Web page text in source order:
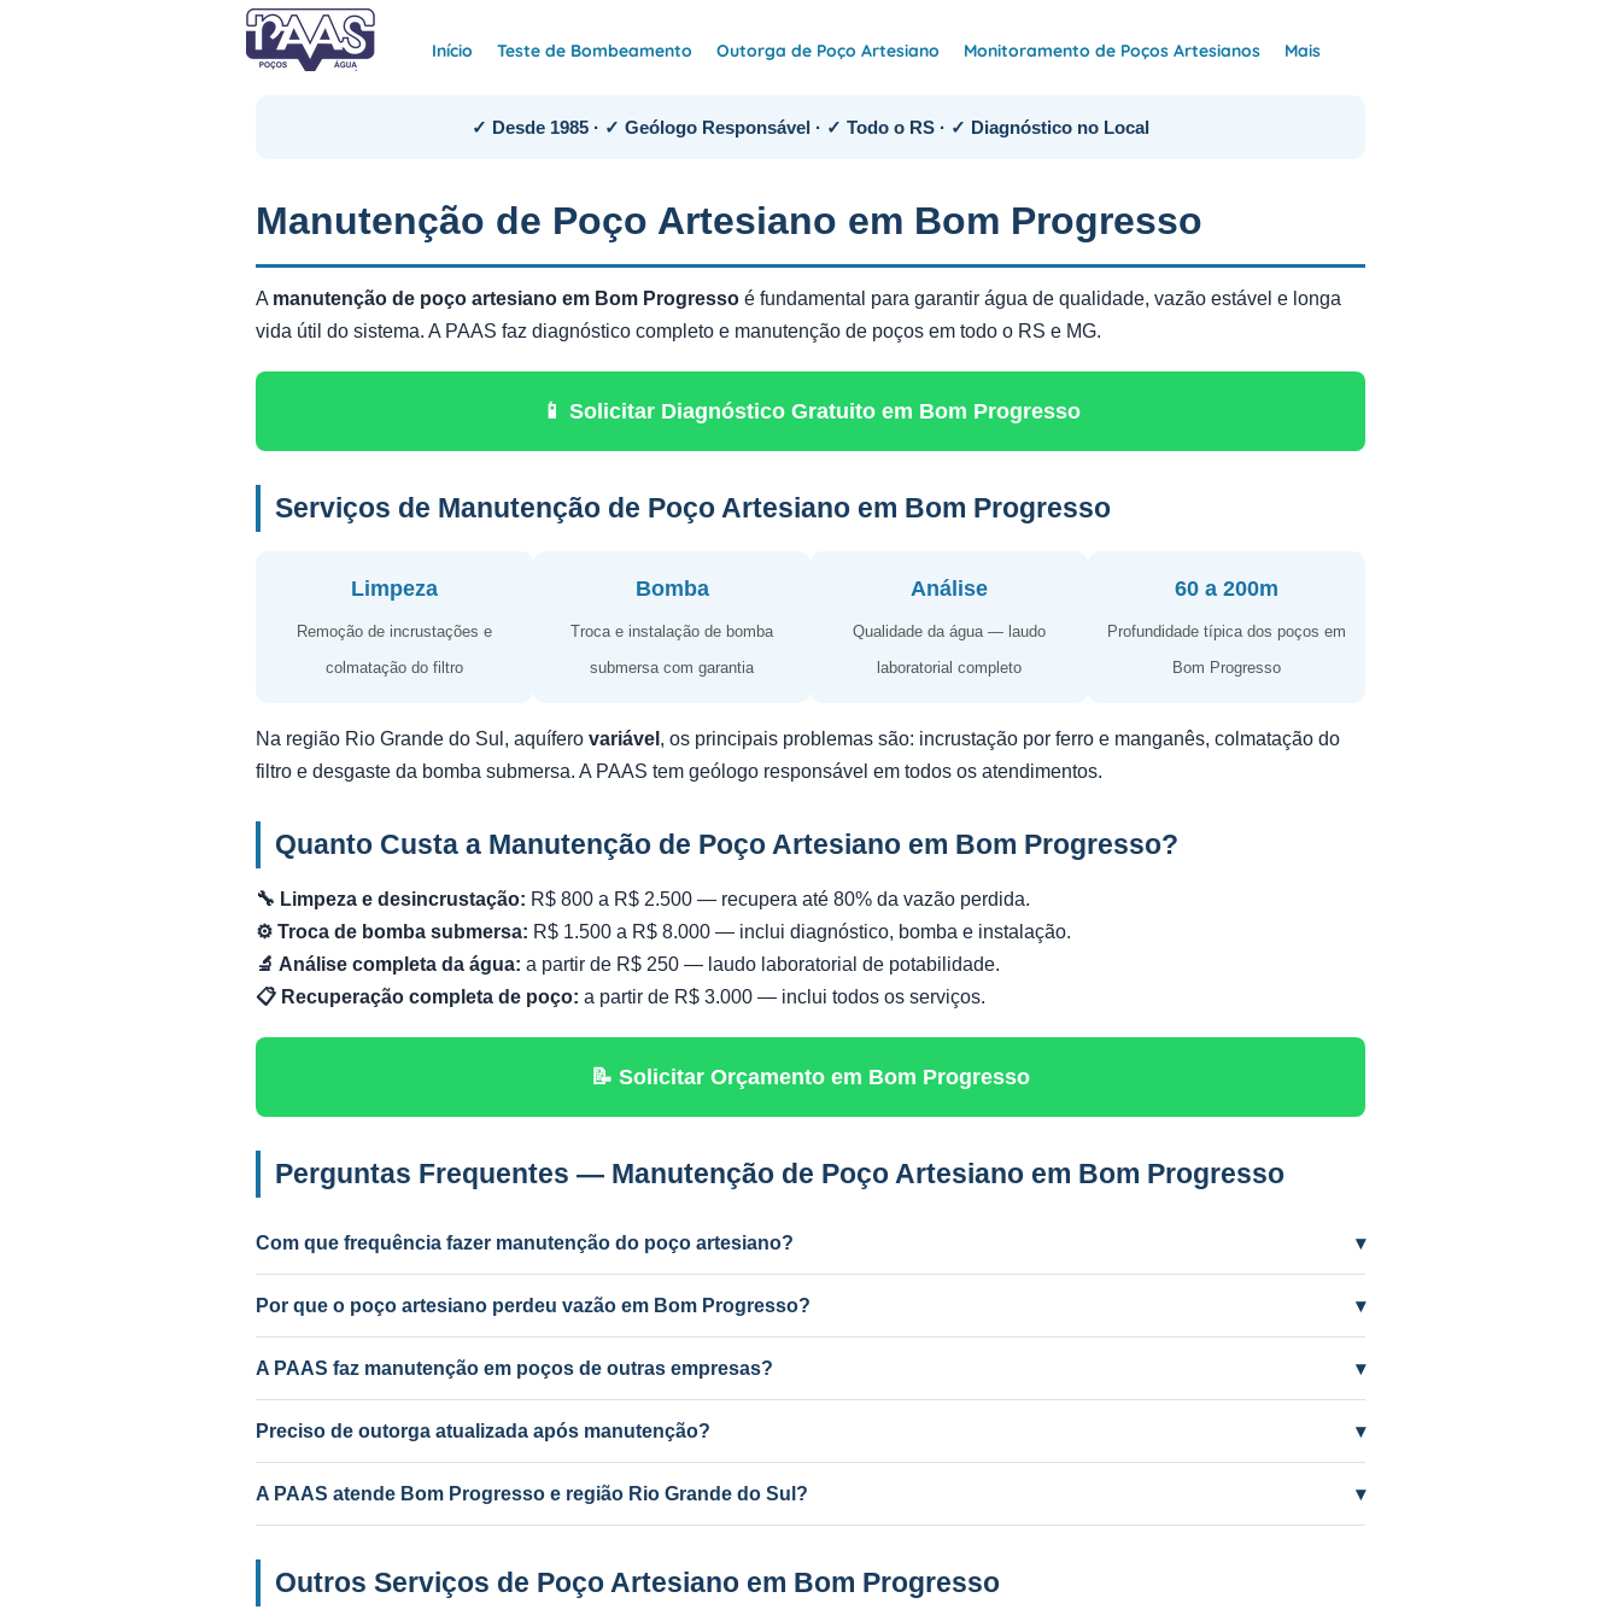
Início Teste de Bombeamento Outorga de Poço Artesiano Monitoramento de Poços Artesianos Mais
✓ Desde 1985 · ✓ Geólogo Responsável · ✓ Todo o RS · ✓ Diagnóstico no Local
Manutenção de Poço Artesiano em Bom Progresso
A manutenção de poço artesiano em Bom Progresso é fundamental para garantir água de qualidade, vazão estável e longa
vida útil do sistema. A PAAS faz diagnóstico completo e manutenção de poços em todo o RS e MG.
📱 Solicitar Diagnóstico Gratuito em Bom Progresso
Serviços de Manutenção de Poço Artesiano em Bom Progresso
Limpeza
Remoção de incrustações e
colmatação do filtro
Bomba
Troca e instalação de bomba
submersa com garantia
Análise
Qualidade da água — laudo
laboratorial completo
60 a 200m
Profundidade típica dos poços em
Bom Progresso
Na região Rio Grande do Sul, aquífero variável , os principais problemas são: incrustação por ferro e manganês, colmatação do
filtro e desgaste da bomba submersa. A PAAS tem geólogo responsável em todos os atendimentos.
Quanto Custa a Manutenção de Poço Artesiano em Bom Progresso?
🔧 Limpeza e desincrustação: R$ 800 a R$ 2.500 — recupera até 80% da vazão perdida.
⚙️ Troca de bomba submersa: R$ 1.500 a R$ 8.000 — inclui diagnóstico, bomba e instalação.
🔬 Análise completa da água: a partir de R$ 250 — laudo laboratorial de potabilidade.
📋 Recuperação completa de poço: a partir de R$ 3.000 — inclui todos os serviços.
📝 Solicitar Orçamento em Bom Progresso
Perguntas Frequentes — Manutenção de Poço Artesiano em Bom Progresso
Com que frequência fazer manutenção do poço artesiano?
▾
Anual para uso intenso (agrícola/industrial) e a cada 2 anos para uso residencial. Poços antigos podem precisar mais frequentemente.
Por que o poço artesiano perdeu vazão em Bom Progresso?
▾
Causas mais comuns: incrustação por ferro e manganês, colmatação do filtro, bomba desgastada ou aquífero em nível baixo por seca. A
PAAS diagnostica e resolve.
A PAAS faz manutenção em poços de outras empresas?
▾
Sim! A PAAS faz diagnóstico e manutenção de qualquer poço artesiano em Bom Progresso, independentemente de quem perfurou.
Preciso de outorga atualizada após manutenção?
▾
Depende do serviço. Troca de bomba com mudança de vazão pode exigir atualização no SEMA-RS. A PAAS orienta e cuida do processo.
A PAAS atende Bom Progresso e região Rio Grande do Sul?
▾
Sim! Desde 1985, com geólogo responsável e equipe própria em todo o RS e MG.
Outros Serviços de Poço Artesiano em Bom Progresso